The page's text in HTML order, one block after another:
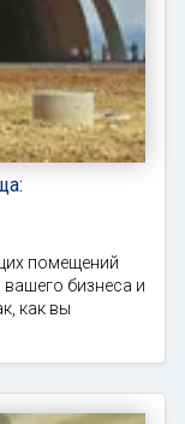
помещений
бизнеса и
как вы